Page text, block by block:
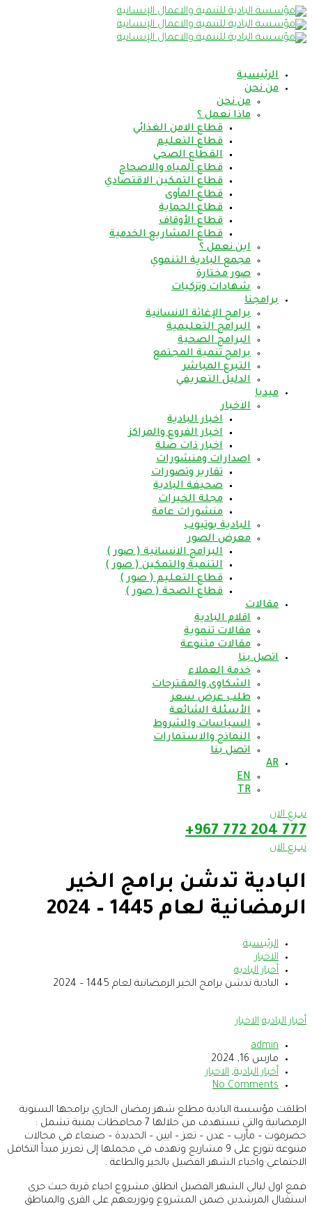
الرئيسية
من نحن
من نحن
ماذا نعمل ؟
قطاع الامن الغذائي
قطاع التعليم
القطاع الصحي
قطاع المياه والاصحاح
قطاع التمكين الاقتصادي
قطاع المأوى
قطاع الحماية
قطاع الأوقاف
قطاع المشاريع الخدمية
اين نعمل ؟
مجمع البادية التنموي
صور مختارة
شهادات وتزكيات
برامجنا
برامج الإغاثة الانسانية
البرامج التعليمية
البرامج الصحية
برامج تنمية المجتمع
التبرع المباشر
الدليل التعريفي
ميديا
الاخبار
اخبار البادية
اخبار الفروع والمراكز
اخبار ذات صلة
اصدارات ومنشورات
تقارير وتصورات
صحيفة البادية
مجلة الخيرات
منشورات عامة
البادية يوتيوب
معرض الصور
البرامج الانسانية ( صور )
التنمية والتمكين ( صور )
قطاع التعليم ( صور )
قطاع الصحة ( صور )
مقالات
اقلام البادية
مقالات تنموية
مقالات متنوعة
اتصل بنا
خدمة العملاء
الشكاوى والمقترحات
طلب عرض سعر
الأسئلة الشائعة
السياسات والشروط
النماذج والاستمارات
اتصل بنا
AR
EN
TR
تبــرع الان
777 204 772 967+
تبــرع الان
البادية تدشن برامج الخير
الرمضانية لعام 1445 – 2024
الرئيسية
الاخبار
أخبار البادية
البادية تدشن برامج الخير الرمضانية لعام 1445 – 2024
أخبار البادية الاخبار
admin
مارس 16, 2024
أخبار البادية, الاخبار
No Comments
اطلقت مؤسسة البادية مطلع شهر رمضان الجاري برامجها السنوية
الرمضانية والتي تستهدف من خلالها 7 محافظات يمنية تشمل :
حضرموت – مأرب – عدن – تعز – ابين – الحديدة – صنعاء في مجالات
متنوعة تتوزع على 9 مشاريع وتهدف في مجملها إلى تعزيز مبدأ التكافل
الاجتماعي واحياء الشهر الفضيل بالخير والطاعة .
فمع اول ليالي الشهر الفضيل انطلق مشروع احياء قرية حيث جرى
استقبال المرشدين ضمن المشروع وتوزيعهم على القرى والمناطق